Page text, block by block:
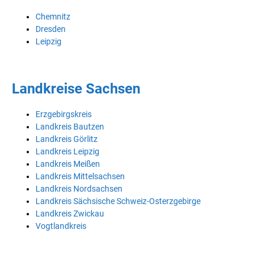
Chemnitz
Dresden
Leipzig
Landkreise Sachsen
Erzgebirgskreis
Landkreis Bautzen
Landkreis Görlitz
Landkreis Leipzig
Landkreis Meißen
Landkreis Mittelsachsen
Landkreis Nordsachsen
Landkreis Sächsische Schweiz-Osterzgebirge
Landkreis Zwickau
Vogtlandkreis